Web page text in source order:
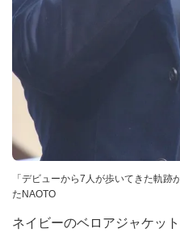
「デビューから7人が歩いてきた軌
たNAOTO
ネイビーのベロアジャケッ